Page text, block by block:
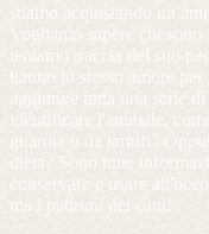
stiamo acquistando un
Vogliamo sapere chi
teniamo traccia del suo
hanno lo stesso amore
aggiunge tutta una serie
identificare l'animale,
guardia o da tartufi?
dieta? Sono tutte
conservare e usare
ma i padroni dei cani!